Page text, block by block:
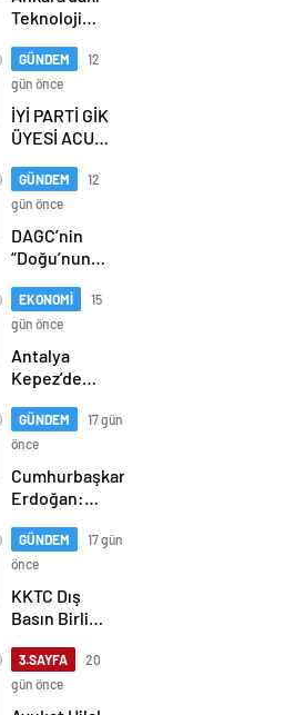
Teknoloji
Teknopark
Nasıl
Büyüyor?
Burcu Alkan
Bilir Yeni
Hedefleri
Anlattı
GÜNDEM
12
gün önce
İYİ PARTİ GİK
ÜYESİ ACUR,
PARTİLİLERLE
BULUŞTU
GÜNDEM
12
gün önce
DAGC’nin
“Doğu’nun
Oscarları”
sahiplerini
buldu
EKONOMİ
15
gün önce
Antalya
Kepez’de
yangını
GÜNDEM
17 gün
önce
Cumhurbaşkanı
Erdoğan:
halkını asla
yalnız
bırakmayacağız
GÜNDEM
17 gün
önce
KKTC Dış
Basın Birliği,
TDGF
arasında İş
Birliği
3.SAYFA
20
gün önce